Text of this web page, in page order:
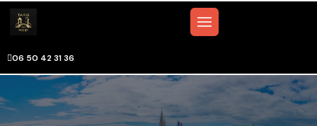
06 50 42 31 36